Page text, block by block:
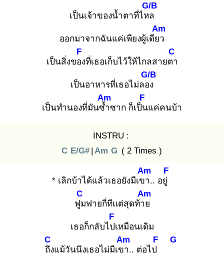
เป็นเจ้าของน้ำตาที่ไหล
G/B
ออกมาจากฉันแค่เพียงผู้เดียว
Am
เป็นสิ่งของ
F
ที่เธอเก็บไว้ให้ไกลสายตา
C
เป็นอาหารที่เธอไม่ลอง
G/B
เป็นทำนองที่มันซ้ำ
Am
ซาก ก็เป็น
F
แค่คนบ้า
INSTRU :
C E/G# | Am G ( 2 Times )
* เลิกบ้าได้แล้วเธอยังมีเขา
Am
.. อยู่
F
ฟูม
C
ฟายกี่ทีแต่สุดท้าย
Am
เธอก็กลับไปเ
F
หมือนเดิม
ถึง
C
แม้วันนึงเธอไม่มีเขา
Am
.. ต่อไป
F G